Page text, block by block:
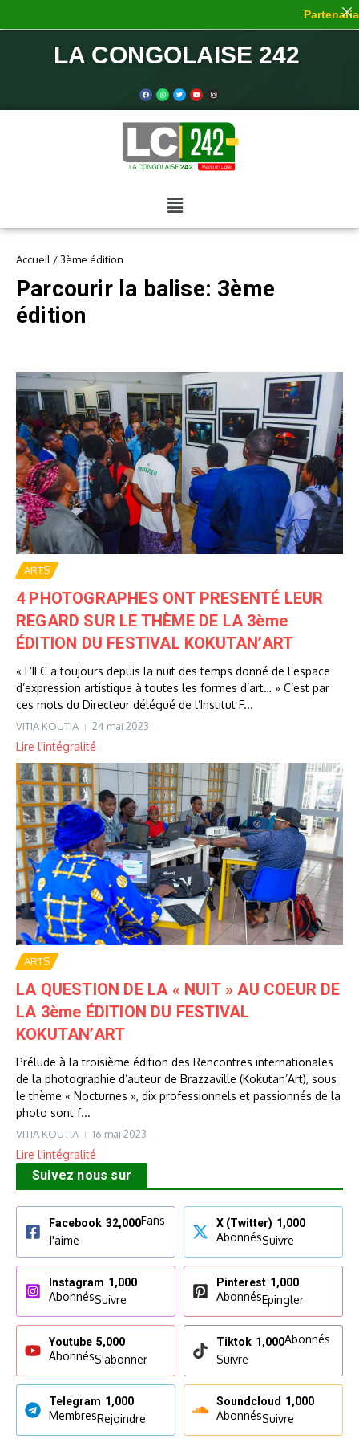
LA CONGOLAISE 242
Accueil /3ème édition
Parcourir la balise: 3ème
édition
ARTS
4 PHOTOGRAPHES ONT PRESENTÉ LEUR
REGARD SUR LE THÈME DE LA 3ème
ÉDITION DU FESTIVAL KOKUTAN’ART
« L’IFC a toujours depuis la nuit des temps donné de l’espace
d’expression artistique à toutes les formes d’art… » C’est par
ces mots du Directeur délégué de l’Institut F...
VITIA KOUTIA 24 mai 2023
Lire l'intégralité
ARTS
LA QUESTION DE LA « NUIT » AU COEUR DE
LA 3ème ÉDITION DU FESTIVAL
KOKUTAN’ART
Prélude à la troisième édition des Rencontres internationales
de la photographie d’auteur de Brazzaville (Kokutan’Art), sous
le thème « Nocturnes », dix professionnels et passionnés de la
photo sont f...
VITIA KOUTIA 16 mai 2023
Lire l'intégralité
Suivez nous sur
Facebook 32,000Fans
J'aime
X (Twitter) 1,000
AbonnésSuivre
Instagram 1,000
AbonnésSuivre
Pinterest 1,000
AbonnésEpingler
Youtube 5,000
AbonnésS'abonner
Tiktok 1,000Abonnés
Suivre
Telegram 1,000
MembresRejoindre
Soundcloud 1,000
AbonnésSuivre